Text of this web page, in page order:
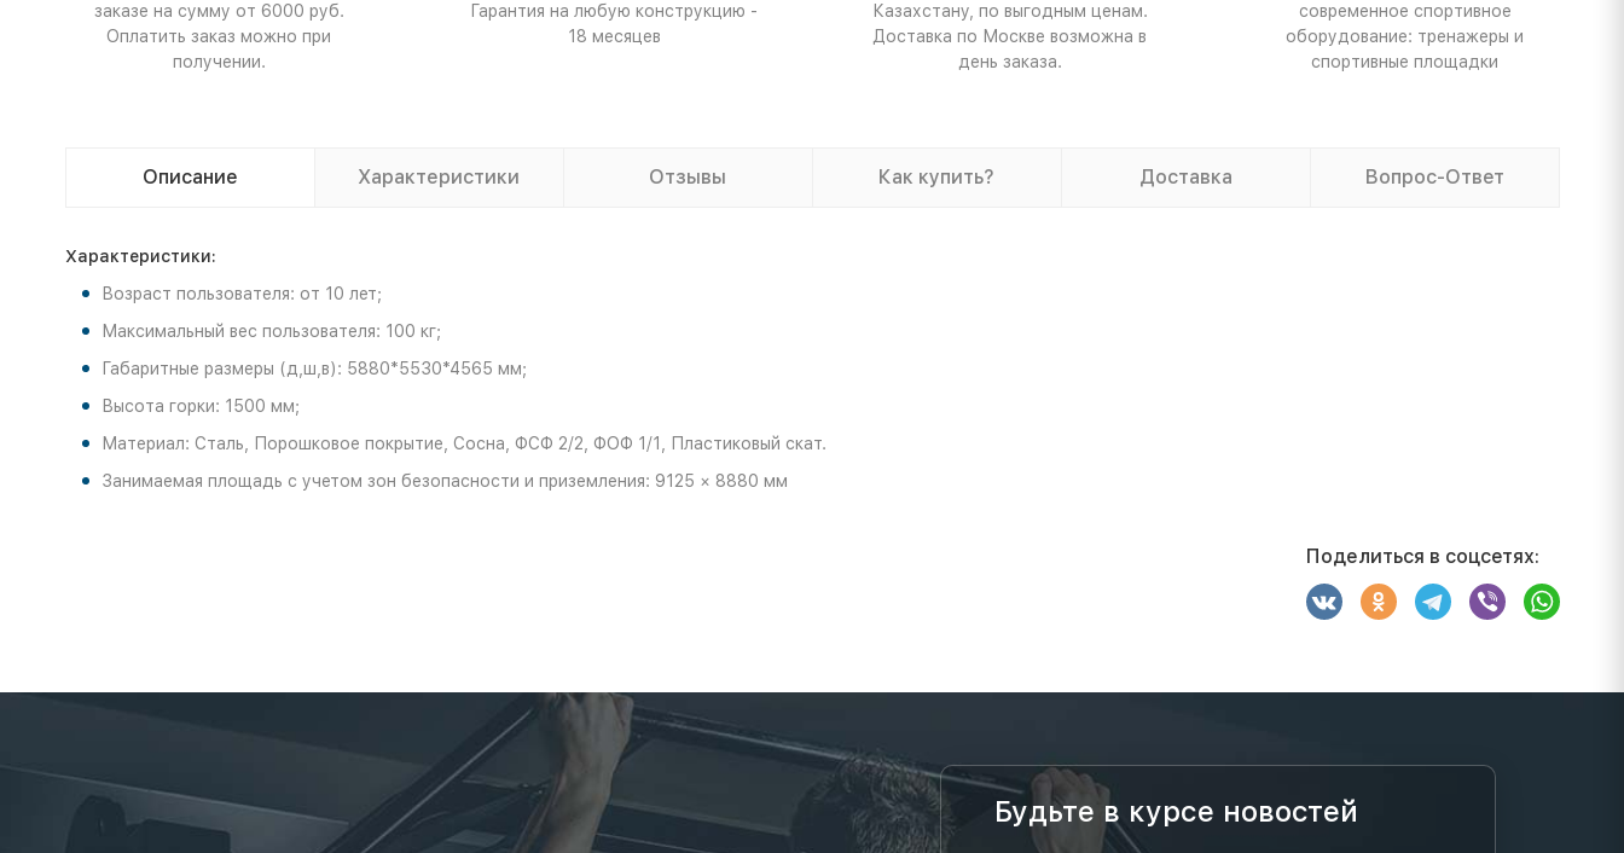
заказе на сумму от 6000 руб.
Оплатить заказ можно при
получении.
Гарантия на любую конструкцию -
18 месяцев
Казахстану, по выгодным ценам.
Доставка по Москве возможна в
день заказа.
современное спортивное
оборудование: тренажеры и
спортивные площадки
Описание Характеристики Отзывы Как купить? Доставка Вопрос-Ответ
Характеристики:
Возраст пользователя: от 10 лет;
Максимальный вес пользователя: 100 кг;
Габаритные размеры (д,ш,в): 5880*5530*4565 мм;
Высота горки: 1500 мм;
Материал: Сталь, Порошковое покрытие, Сосна, ФСФ 2/2, ФОФ 1/1, Пластиковый скат.
Занимаемая площадь с учетом зон безопасности и приземления: 9125 × 8880 мм
Поделиться в соцсетях:
Будьте в курсе новостей